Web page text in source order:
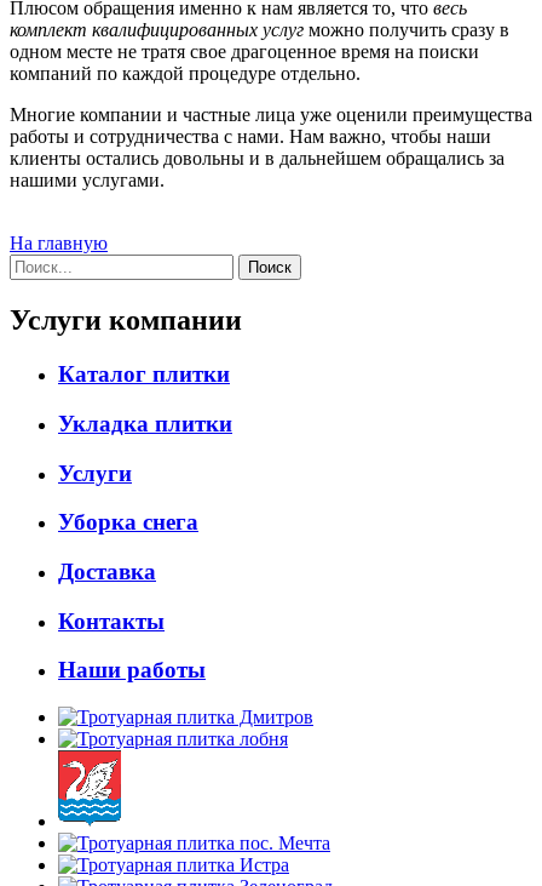
Плюсом обращения именно к нам является то, что весь
комплект квалифицированных услуг можно получить сразу в
одном месте не тратя свое драгоценное время на поиски
компаний по каждой процедуре отдельно.
Многие компании и частные лица уже оценили преимущества
работы и сотрудничества с нами. Нам важно, чтобы наши
клиенты остались довольны и в дальнейшем обращались за
нашими услугами.
На главную
Услуги компании
Каталог плитки
Укладка плитки
Услуги
Уборка снега
Доставка
Контакты
Наши работы